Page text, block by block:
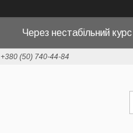
Через нестабільний
+380 (50) 740-44-84